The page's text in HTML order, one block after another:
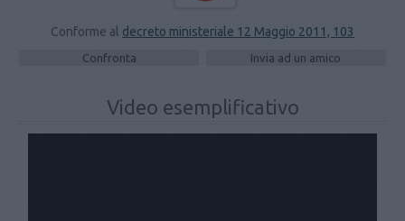
Conforme al decreto ministeriale 12 Maggio 2011, 103
Video esemplificativo